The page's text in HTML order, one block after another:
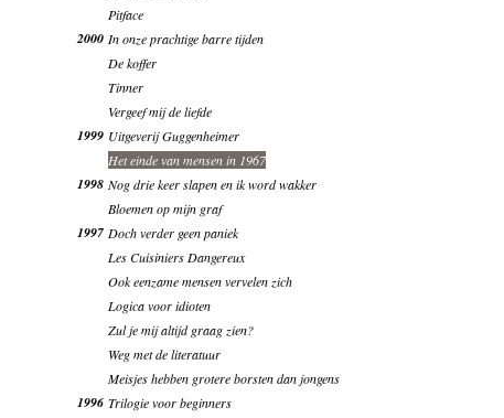
Pitface
2000 In onze prachtige barre tijden
De koffer
Tinner
Vergeef mij de liefde
1999 Uitgeverij Guggenheimer
Het einde van mensen in 1967
1998 Nog drie keer slapen en ik word wakker
Bloemen op mijn graf
1997 Doch verder geen paniek
Les Cuisiniers Dangereux
Ook eenzame mensen vervelen zich
Logica voor idioten
Zul je mij altijd graag zien?
Weg met de literatuur
Meisjes hebben grotere borsten dan jongens
1996 Trilogie voor beginners